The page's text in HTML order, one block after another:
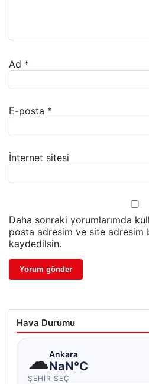
Ad *
E-posta *
İnternet sitesi
Daha sonraki yorumlarımda
posta adresim ve site adresim
kaydedilsin.
Hava Durumu
☁Ankara
NaN°C
ŞEHIR SEÇ